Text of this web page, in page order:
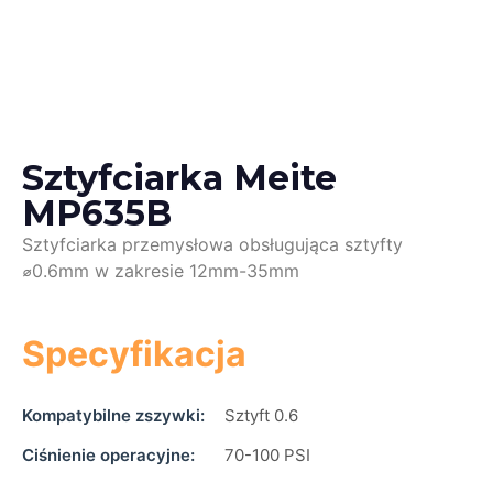
Sztyfciarka Meite
MP635B
Sztyfciarka przemysłowa obsługująca sztyfty
⌀0.6mm w zakresie 12mm-35mm
Specyfikacja
Kompatybilne zszywki:
Sztyft 0.6
Ciśnienie operacyjne:
70-100 PSI